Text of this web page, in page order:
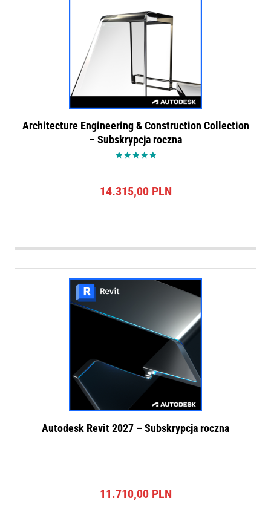
Architecture Engineering & Construction Collection
– Subskrypcja roczna
14.315,00 PLN
Autodesk Revit 2027 – Subskrypcja roczna
11.710,00 PLN